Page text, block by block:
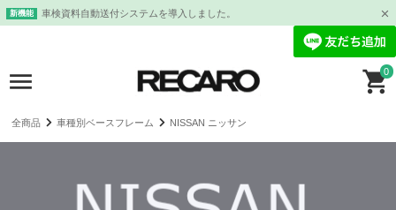
新機能 車検資料自動送付システムを導入しました。
0
全商品 車種別ベースフレーム NISSAN ニッサン